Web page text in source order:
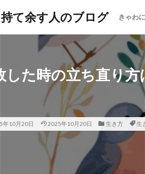
て余す人のブログ きゃわ
した時の立ち直り
年10月20日 2025年10月20日 生き方 生